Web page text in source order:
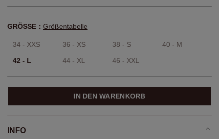
GRÖSSE： Größentabelle
34 - XXS 36 - XS 38 - S 40 - M
42 - L 44 - XL 46 - XXL
IN DEN WARENKORB
INFO